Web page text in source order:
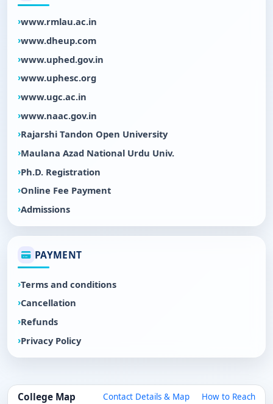
www.rmlau.ac.in
www.dheup.com
www.uphed.gov.in
www.uphesc.org
www.ugc.ac.in
www.naac.gov.in
Rajarshi Tandon Open University
Maulana Azad National Urdu Univ.
Ph.D. Registration
Online Fee Payment
Admissions
PAYMENT
Terms and conditions
Cancellation
Refunds
Privacy Policy
College Map Contact Details & Map How to Reach